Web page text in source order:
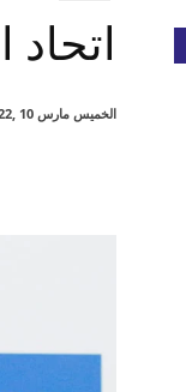
الخميس مارس 10 ,22